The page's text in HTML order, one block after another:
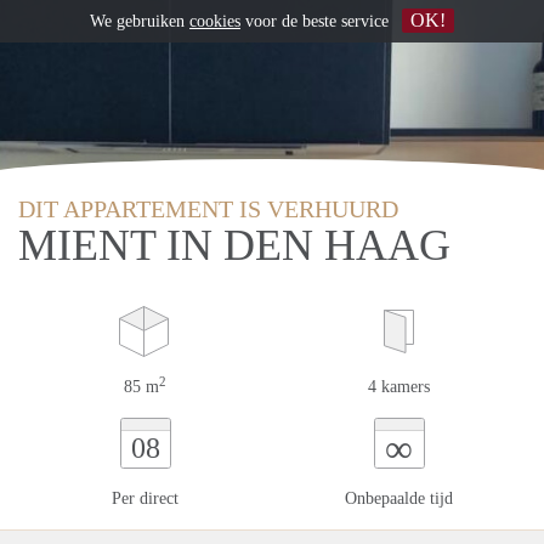
DIT APPARTEMENT IS VERHUURD
MIENT IN DEN HAAG
85 m2 4 kamers
08
Per direct
∞
Onbepaalde tijd
We gebruiken cookies voor de beste service OK!